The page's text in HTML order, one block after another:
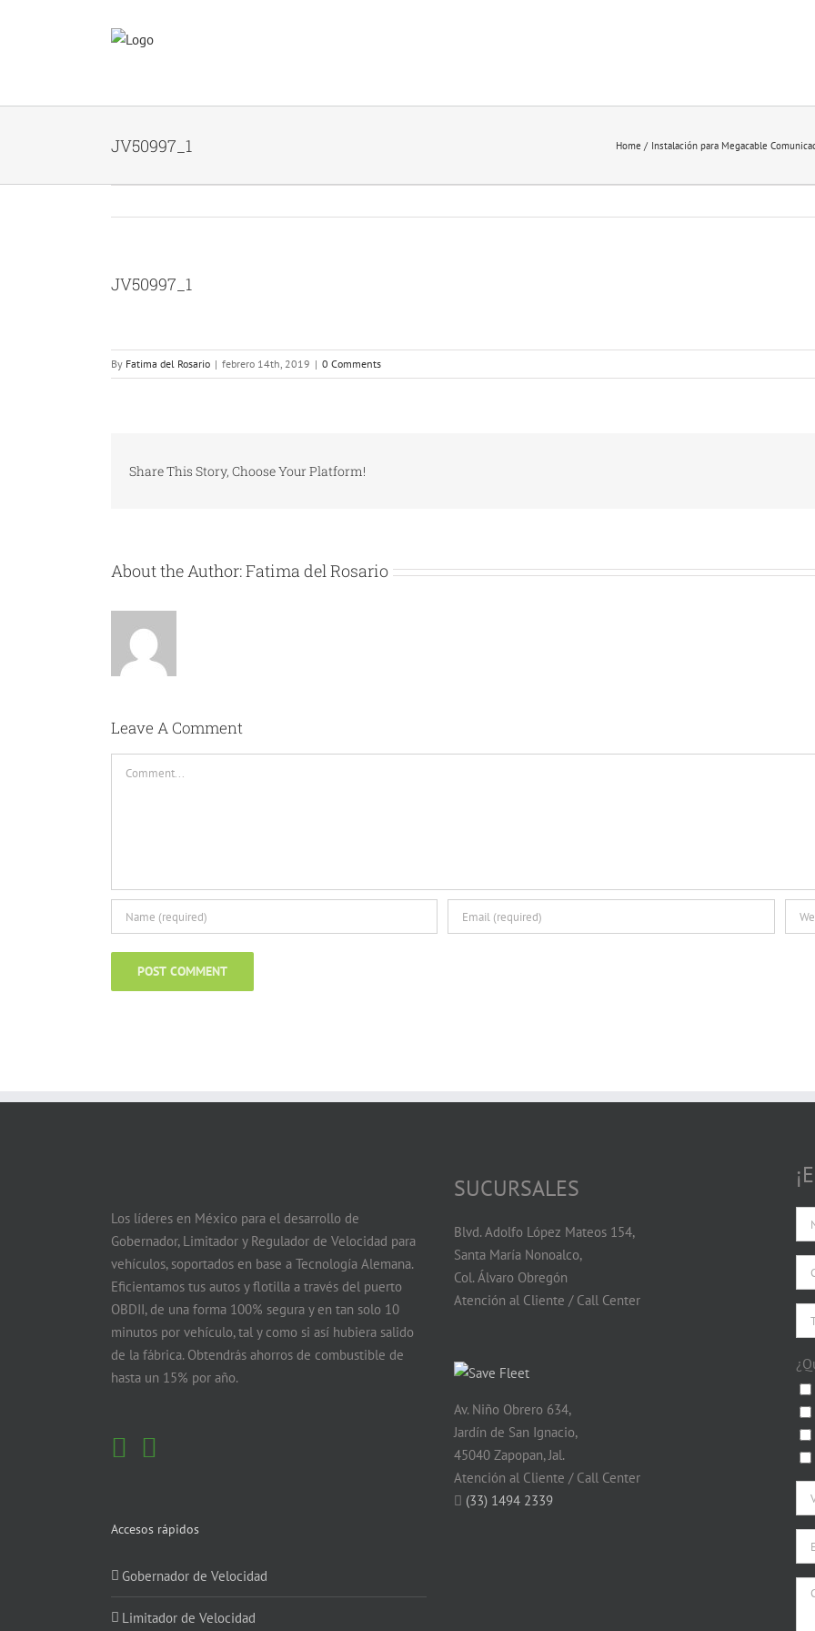
JV50997_1 Home Instalación para Megacable
JV50997_1
By Fatima del Rosario | febrero 14th, 2019 | 0 Comments
Share This Story, Choose Your Platform!
About the Author:Fatima del Rosario
Leave A Comment
Los líderes en México para el desarrollo de
Gobernador, Limitador y Regulador de Velocidad para
vehículos, soportados en base a Tecnología Alemana.
Eficientamos tus autos y flotilla a través del puerto
OBDII, de una forma 100% segura y en tan solo 10
minutos por vehículo, tal y como si así hubiera salido
de la fábrica. Obtendrás ahorros de combustible de
hasta un 15% por año.
Accesos rápidos
Gobernador de Velocidad
Limitador de Velocidad
SUCURSALES
Blvd. Adolfo López Mateos 154,
Santa María Nonoalco,
Col. Álvaro Obregón
Atención al Cliente / Call Center
Av. Niño Obrero 634,
Jardín de San Ignacio,
45040 Zapopan, Jal.
Atención al Cliente / Call Center
(33) 1494 2339